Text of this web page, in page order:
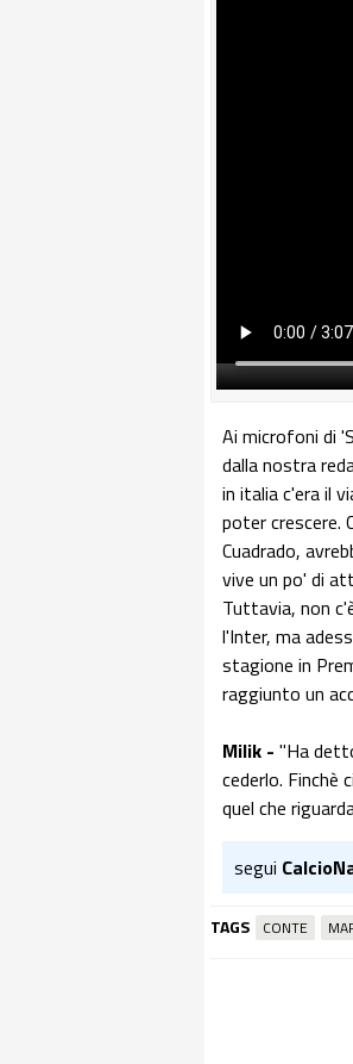
Ai microfoni di
dalla nostra
in italia c'era il
poter crescere.
Cuadrado,
vive un po' di
Tuttavia, non
l'Inter, ma
stagione in
raggiunto un
Milik - "Ha
cederlo. Finchè
quel che
segui
TAGS CONTE